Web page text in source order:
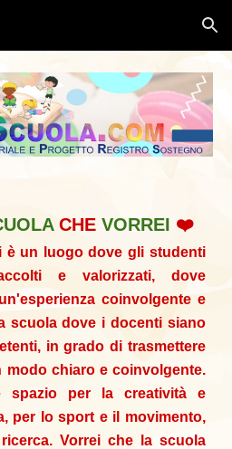
Skip to navigation
CHEVORREI ❤️
è un luogo dove gli studenti
e valorizzati, dove
coinvolgente e
scuola dove i docenti siano
in grado di trasmettere
modo chiaro e coinvolgente.
spazio per la creatività e
per lo sport e il movimento,
Vorrei che la scuola